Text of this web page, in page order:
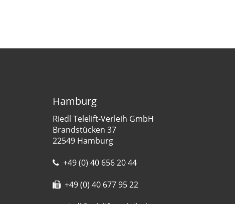
Hamburg
Riedl Telelift-Verleih GmbH
Brandstücken 37
22549 Hamburg
+49 (0) 40 656 20 44
+49 (0) 40 677 95 22